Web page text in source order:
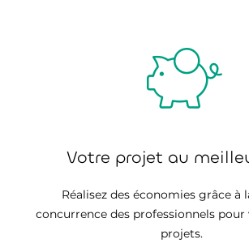
Votre projet au
Réalisez des économies grâce à
concurrence des professionnels pour
projets.